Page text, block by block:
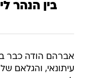
בין הנהר
אברהם הודה כבר
עיתונאי, והגלאם